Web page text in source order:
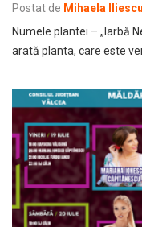
Postat de Mihaela Iliescu
Numele plantei – „Iarbă
arată planta, care este